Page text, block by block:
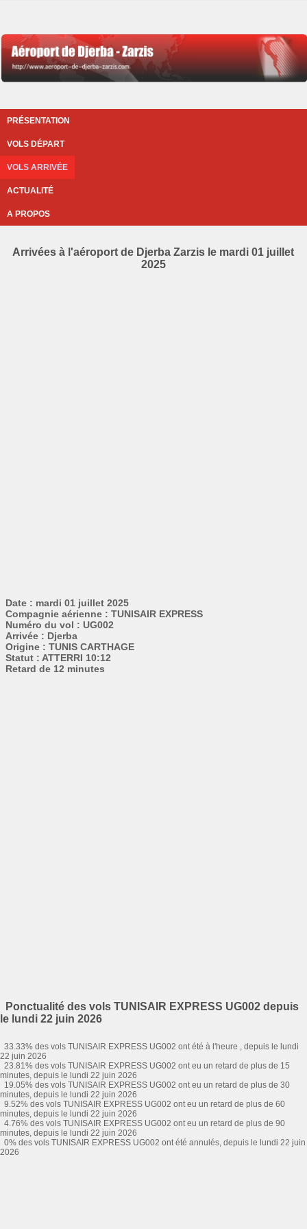
PRÉSENTATION
VOLS DÉPART
VOLS ARRIVÉE
ACTUALITÉ
A PROPOS
Arrivées à l'aéroport de Djerba Zarzis le mardi 01 juillet
2025
Date : mardi 01 juillet 2025
Compagnie aérienne : TUNISAIR EXPRESS
Numéro du vol : UG002
Arrivée : Djerba
Origine : TUNIS CARTHAGE
Statut : ATTERRI 10:12
Retard de 12 minutes
Ponctualité des vols TUNISAIR EXPRESS UG002 depuis
le lundi 22 juin 2026
33.33% des vols TUNISAIR EXPRESS UG002 ont été à l'heure , depuis le lundi
22 juin 2026
23.81% des vols TUNISAIR EXPRESS UG002 ont eu un retard de plus de 15
minutes, depuis le lundi 22 juin 2026
19.05% des vols TUNISAIR EXPRESS UG002 ont eu un retard de plus de 30
minutes, depuis le lundi 22 juin 2026
9.52% des vols TUNISAIR EXPRESS UG002 ont eu un retard de plus de 60
minutes, depuis le lundi 22 juin 2026
4.76% des vols TUNISAIR EXPRESS UG002 ont eu un retard de plus de 90
minutes, depuis le lundi 22 juin 2026
0% des vols TUNISAIR EXPRESS UG002 ont été annulés, depuis le lundi 22 juin
2026